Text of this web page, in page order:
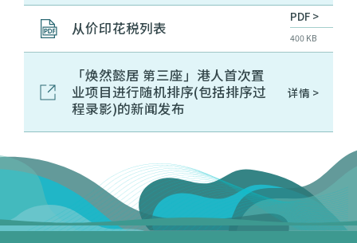
从价印花税列表
PDF >
400 KB
「焕然懿居 第三座」港人首次置
业项目进行随机排序(包括排序过
程录影)的新闻发布
详情 >